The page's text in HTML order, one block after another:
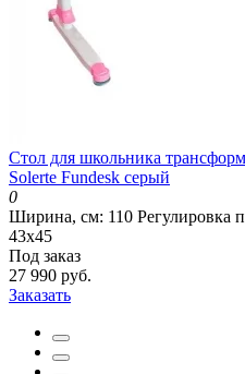
Стол для школьника
Solerte Fundesk серый
0
Ширина, см: 110 Регулировка
43х45
Под заказ
27 990 руб.
Заказать